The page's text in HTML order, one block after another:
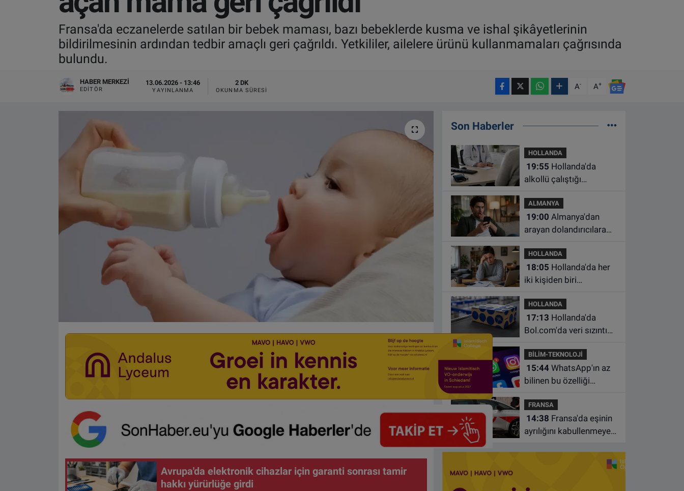
Fransa'da eczanelerde satılan bir bebek maması, bazı bebeklerde kusma ve ishal şikâyetlerinin
bildirilmesinin ardından tedbir amaçlı geri çağrıldı. Yetkililer, ailelere ürünü kullanmamaları çağrısında
bulundu.
HABER MERKEZI
EDITÖR
13.06.2026 - 13:46
YAYINLANMA
2 DK
OKUNMA SÜRESI A- A+
Avrupa'da elektronik cihazlar için garanti sonrası tamir
hakkı yürürlüğe girdi
Son Haberler
HOLLANDA
19:55
alkollü çalıştığı
çalışma yasağı
ALMANYA
19:00
arayan dolandırıcılara
HOLLANDA
18:05
iki kişiden biri
HOLLANDA
17:13
Bol.com'da veri sızıntısı:
geçirilmiş olabilir
BİLİM-TEKNOLOJİ
15:44WhatsApp'ın az
bilinen bu özelliği
hale getiriyor
FRANSA
14:38
ayrılığını kabullenmeyen
VIDEO GALERİ
ALGEMENE VOORWAARDEN